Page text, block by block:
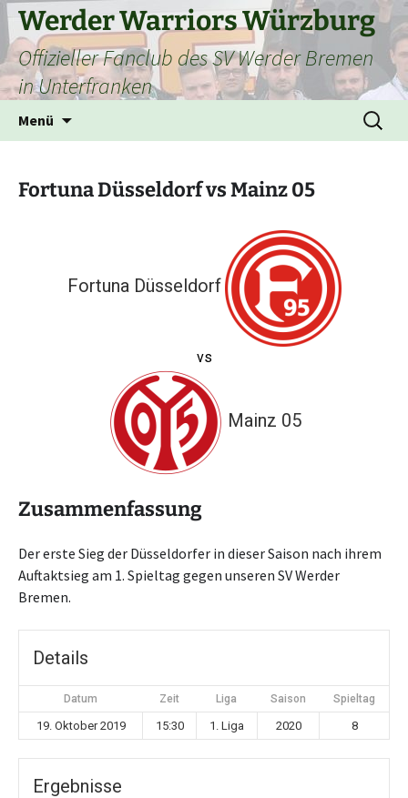
Zum
Inhalt
springen
Werder Warriors Würzburg
Offizieller Fanclub des SV Werder Bremen
in Unterfranken
Menü
Suchen
nach:
Fortuna Düsseldorf vs Mainz 05
Fortuna Düsseldorf
vs
Mainz 05
Zusammenfassung
Der erste Sieg der Düsseldorfer in dieser Saison nach ihrem
Auftaktsieg am 1. Spieltag gegen unseren SV Werder
Bremen.
Details
Datum Zeit Liga Saison Spieltag
19. Oktober 2019 15:30 1. Liga 2020 8
Ergebnisse